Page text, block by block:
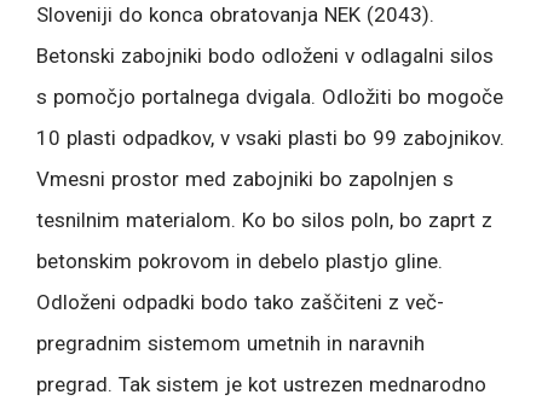
Sloveniji do konca obratovanja NEK (2043).
Betonski zabojniki bodo odloženi v odlagalni silos
s pomočjo portalnega dvigala. Odložiti bo mogoče
10 plasti odpadkov, v vsaki plasti bo 99 zabojnikov.
Vmesni prostor med zabojniki bo zapolnjen s
tesnilnim materialom. Ko bo silos poln, bo zaprt z
betonskim pokrovom in debelo plastjo gline.
Odloženi odpadki bodo tako zaščiteni z več-
pregradnim sistemom umetnih in naravnih
pregrad. Tak sistem je kot ustrezen mednarodno